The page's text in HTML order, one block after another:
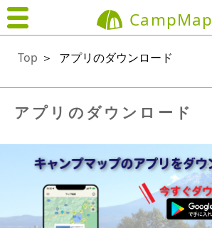
CampMap
Top ＞ アプリのダウンロード
アプリのダウンロード